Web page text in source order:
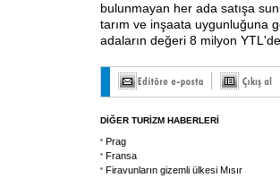
bulunmayan her ada satışa
tarım ve inşaata uygunluğuna
adaların değeri 8 milyon
DİĞER TURİZM HABERLERİ
Prag
Fransa
Firavunların gizemli ülkesi Mısır